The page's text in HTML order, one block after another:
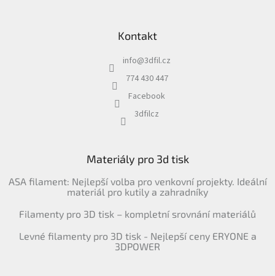
Kontakt
info@3dfil.cz
774 430 447
Facebook
3dfilcz
Materiály pro 3d tisk
ASA filament: Nejlepší volba pro venkovní projekty. Ideální
materiál pro kutily a zahradníky
Filamenty pro 3D tisk – kompletní srovnání materiálů
Levné filamenty pro 3D tisk - Nejlepší ceny ERYONE a
3DPOWER